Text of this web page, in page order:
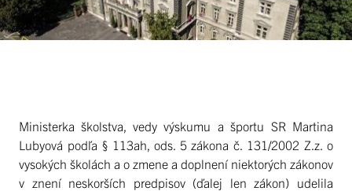
Ministerka školstva, vedy výskumu a športu SR Martina
Lubyová podľa § 113ah, ods. 5 zákona č. 131/2002 Z.z. o
vysokých školách a o zmene a doplnení niektorých zákonov
v znení neskorších predpisov (ďalej len zákon) udelila